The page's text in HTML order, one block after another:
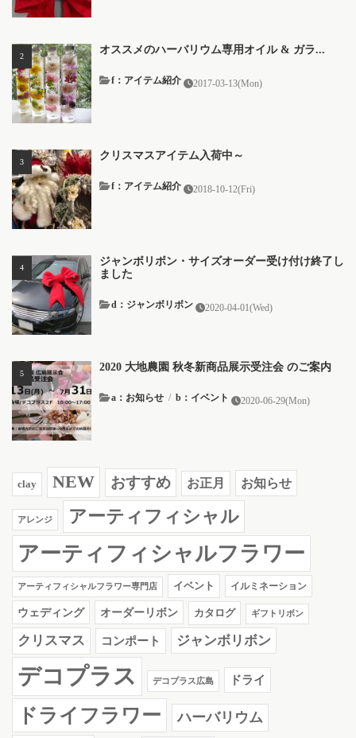
オススメのハーバリウム専用オイル & ガラ...
2017-03-13(Mon)
f：アイテム紹介
クリスマスアイテム入荷中～
2018-10-12(Fri)
f：アイテム紹介
ジャンボリボン・サイズオーダー受け付け終了し
ました
2020-04-01(Wed)
d：ジャンボリボン
2020 大地農園 秋冬新商品展示受注会 のご案内
2020-06-29(Mon)
a：お知らせ / b：イベント
clay NEW おすすめ お正月 お知らせ
アレンジ アーティフィシャル
アーティフィシャルフラワー
アーティフィシャルフラワー専門店 イベント イルミネーション
ウェディング オーダーリボン カタログ ギフトリボン
クリスマス コンポート ジャンボリボン
デコプラス デコプラス広島 ドライ
ドライフラワー ハーバリウム